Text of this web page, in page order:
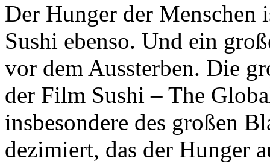
Der Hunger der Menschen
Sushi ebenso. Und ein
vor dem Aussterben. Die
der Film Sushi – The
insbesondere des großen
dezimiert, das der Hunger